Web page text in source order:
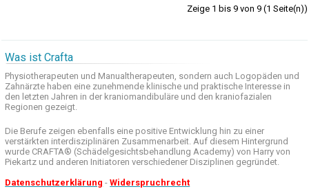
Zeige 1 bis 9 von 9 (1 Seite(n))
Was ist Crafta
Physiotherapeuten und Manualtherapeuten, sondern auch Logopäden und
Zahnärzte haben eine zunehmende klinische und praktische Interesse in
den letzten Jahren in der kraniomandibuläre und den kraniofazialen
Regionen gezeigt.
Die Berufe zeigen ebenfalls eine positive Entwicklung hin zu einer
verstärkten interdisziplinären Zusammenarbeit. Auf diesem Hintergrund
wurde CRAFTA® (Schädelgesichtsbehandlung Academy) von Harry von
Piekartz und anderen Initiatoren verschiedener Disziplinen gegründet.
Datenschutzerklärung -Widerspruchrecht